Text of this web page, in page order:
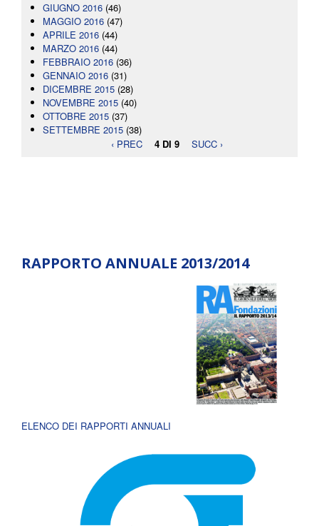
GIUGNO 2016 (46)
MAGGIO 2016 (47)
APRILE 2016 (44)
MARZO 2016 (44)
FEBBRAIO 2016 (36)
GENNAIO 2016 (31)
DICEMBRE 2015 (28)
NOVEMBRE 2015 (40)
OTTOBRE 2015 (37)
SETTEMBRE 2015 (38)
‹ PREC
4 DI 9 SUCC ›
RAPPORTO ANNUALE 2013/2014
ELENCO DEI RAPPORTI ANNUALI